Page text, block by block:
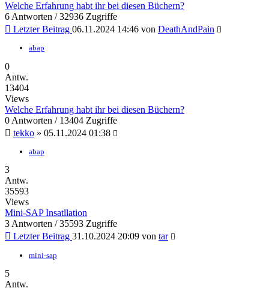
Welche Erfahrung habt ihr bei diesen Büchern?
6 Antworten / 32936 Zugriffe
Letzter Beitrag 06.11.2024 14:46 von DeathAndPain
abap
0
Antw.
13404
Views
Welche Erfahrung habt ihr bei diesen Büchern?
0 Antworten / 13404 Zugriffe
tekko » 05.11.2024 01:38
abap
3
Antw.
35593
Views
Mini-SAP Insatllation
3 Antworten / 35593 Zugriffe
Letzter Beitrag 31.10.2024 20:09 von tar
mini-sap
5
Antw.